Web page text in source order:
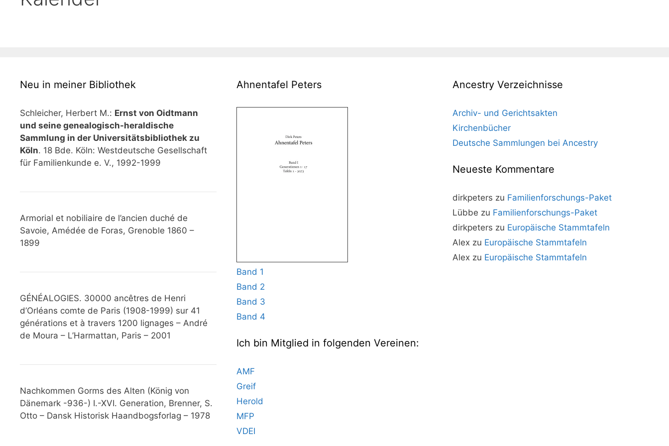
Neu in meiner Bibliothek
Schleicher, Herbert M.: Ernst von Oidtmann
und seine genealogisch-heraldische
Sammlung in der Universitätsbibliothek zu
Köln. 18 Bde. Köln: Westdeutsche Gesellschaft
für Familienkunde e. V., 1992-1999
Armorial et nobiliaire de l’ancien duché de
Savoie, Amédée de Foras, Grenoble 1860 –
1899
GÉNÉALOGIES. 30000 ancêtres de Henri
d’Orléans comte de Paris (1908-1999) sur 41
générations et à travers 1200 lignages – André
de Moura – L’Harmattan, Paris – 2001
Nachkommen Gorms des Alten (König von
Dänemark -936-) I.-XVI. Generation, Brenner, S.
Otto – Dansk Historisk Haandbogsforlag – 1978
Ahnentafel Peters
Band 1
Band 2
Band 3
Band 4
Ich bin Mitglied in folgenden Vereinen:
AMF
Greif
Herold
MFP
VDEI
Ancestry Verzeichnisse
Archiv- und Gerichtsakten
Kirchenbücher
Deutsche Sammlungen bei Ancestry
Neueste Kommentare
dirkpeters zu Familienforschungs-Paket
Lübbe zu Familienforschungs-Paket
dirkpeters zu Europäische Stammtafeln
Alex zu Europäische Stammtafeln
Alex zu Europäische Stammtafeln